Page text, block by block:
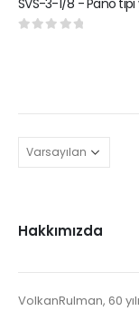
SVS-3-1/8 - Pano tipi
Hakkımızda
VolkanRulman, 60